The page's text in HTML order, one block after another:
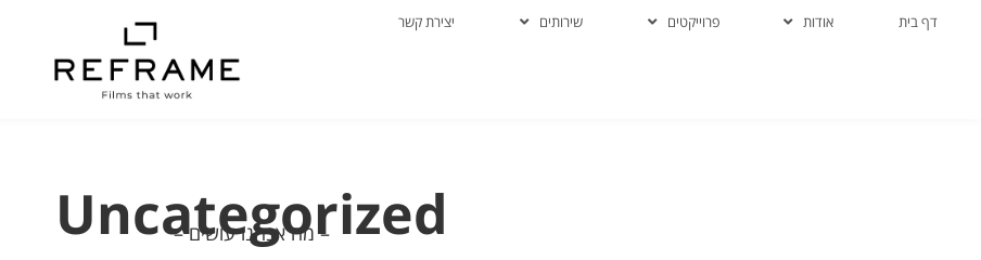
דף בית אודות פרוייקטים שירותים יצירת קשר
Uncategorized
– מה אנחנו עושים –